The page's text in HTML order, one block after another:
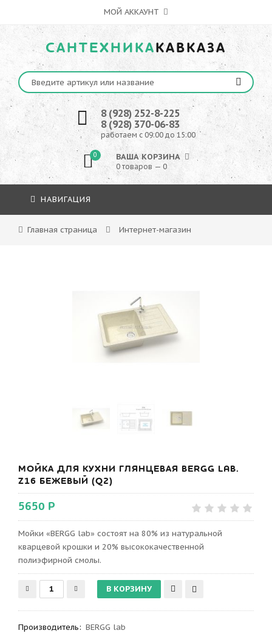
МОЙ АККАУНТ
САНТЕХНИКАКАВКАЗА
8 (928) 252-8-225
8 (928) 370-06-83
работаем с 09:00 до 15:00
0 ВАША КОРЗИНА
0 товаров — 0
НАВИГАЦИЯ
Главная страница Интернет-магазин
МОЙКА ДЛЯ КУХНИ ГЛЯНЦЕВАЯ BERGG LAB.
Z16 БЕЖЕВЫЙ (Q2)
5650 Р
Мойки «BERGG lab» состоят на 80% из натуральной
кварцевой крошки и 20% высококачественной
полиэфирной смолы.
Производитель: BERGG lab